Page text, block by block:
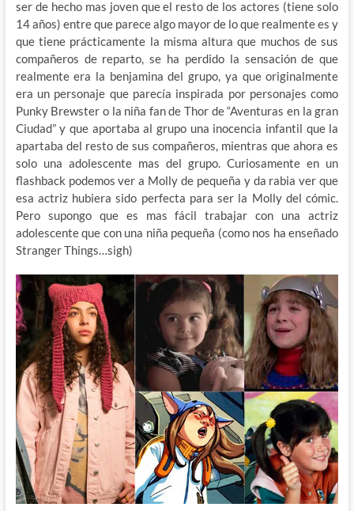
ser de hecho mas joven que el resto de los actores (tiene solo
14 años) entre que parece algo mayor de lo que realmente es y
que tiene prácticamente la misma altura que muchos de sus
compañeros de reparto, se ha perdido la sensación de que
realmente era la benjamina del grupo, ya que originalmente
era un personaje que parecía inspirada por personajes como
Punky Brewster o la niña fan de Thor de “Aventuras en la gran
Ciudad” y que aportaba al grupo una inocencia infantil que la
apartaba del resto de sus compañeros, mientras que ahora es
solo una adolescente mas del grupo. Curiosamente en un
flashback podemos ver a Molly de pequeña y da rabia ver que
esa actriz hubiera sido perfecta para ser la Molly del cómic.
Pero supongo que es mas fácil trabajar con una actriz
adolescente que con una niña pequeña (como nos ha enseñado
Stranger Things…sigh)